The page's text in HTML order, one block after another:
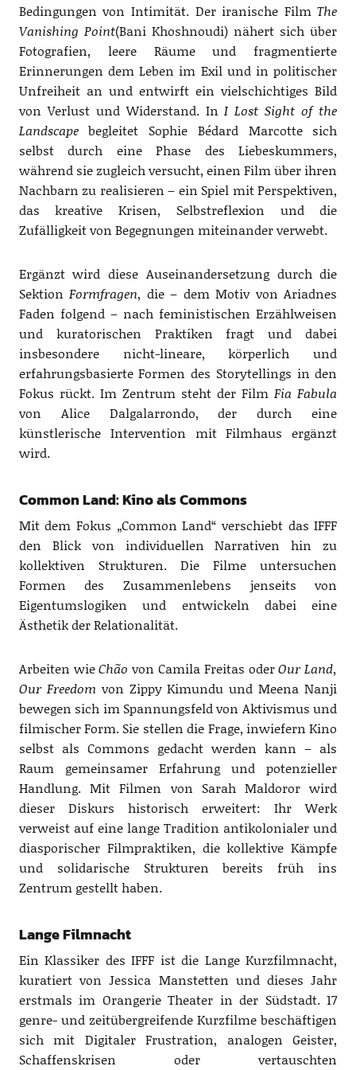
Bedingungen von Intimität. Der iranische FilmThe
Vanishing Point(Bani Khoshnoudi) nähert sich über
Fotografien, leere Räume und fragmentierte
Erinnerungen dem Leben im Exil und in politischer
Unfreiheit an und entwirft ein vielschichtiges Bild
von Verlust und Widerstand. In I Lost Sight of the
Landscapebegleitet Sophie Bédard Marcotte sich
selbst durch eine Phase des Liebeskummers,
während sie zugleich versucht, einen Film über ihren
Nachbarn zu realisieren – ein Spiel mit Perspektiven,
das kreative Krisen, Selbstreflexion und die
Zufälligkeit von Begegnungen miteinander verwebt.
Ergänzt wird diese Auseinandersetzung durch die
Sektion Formfragen, die – dem Motiv von Ariadnes
Faden folgend – nach feministischen Erzählweisen
und kuratorischen Praktiken fragt und dabei
insbesondere nicht-lineare, körperlich und
erfahrungsbasierte Formen des Storytellings in den
Fokus rückt. Im Zentrum steht der Film Fia Fabula
von Alice Dalgalarrondo, der durch eine
künstlerische Intervention mit Filmhaus ergänzt
wird.
Common Land: Kino als Commons
Mit dem Fokus „Common Land“ verschiebt das IFFF
den Blick von individuellen Narrativen hin zu
kollektiven Strukturen. Die Filme untersuchen
Formen des Zusammenlebens jenseits von
Eigentumslogiken und entwickeln dabei eine
Ästhetik der Relationalität.
Arbeiten wieChão von Camila Freitas oderOur Land,
Our Freedom von Zippy Kimundu und Meena Nanji
bewegen sich im Spannungsfeld von Aktivismus und
filmischer Form. Sie stellen die Frage, inwiefern Kino
selbst als Commons gedacht werden kann – als
Raum gemeinsamer Erfahrung und potenzieller
Handlung. Mit Filmen von Sarah Maldoror wird
dieser Diskurs historisch erweitert: Ihr Werk
verweist auf eine lange Tradition antikolonialer und
diasporischer Filmpraktiken, die kollektive Kämpfe
und solidarische Strukturen bereits früh ins
Zentrum gestellt haben.
Lange Filmnacht
Ein Klassiker des IFFF ist die Lange Kurzfilmnacht,
kuratiert von Jessica Manstetten und dieses Jahr
erstmals im Orangerie Theater in der Südstadt. 17
genre- und zeitübergreifende Kurzfilme beschäftigen
sich mit Digitaler Frustration, analogen Geister,
Schaffenskrisen oder vertauschten